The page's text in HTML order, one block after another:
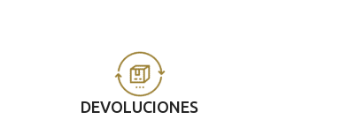
DEVOLUCIONES